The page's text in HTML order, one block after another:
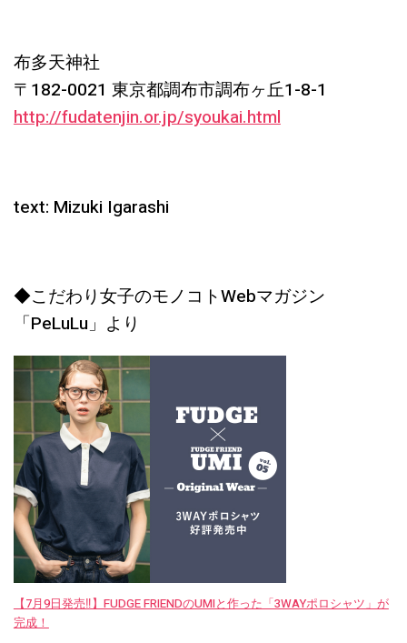
布多天神社
〒182-0021 東京都調布市調布ヶ丘1-8-1
http://fudatenjin.or.jp/syoukai.html
text: Mizuki Igarashi
◆こだわり女子のモノコトWebマガジン
「PeLuLu」より
【7月9日発売‼︎】FUDGE FRIENDのUMIと作った「3WAYポロシャツ」が
完成！